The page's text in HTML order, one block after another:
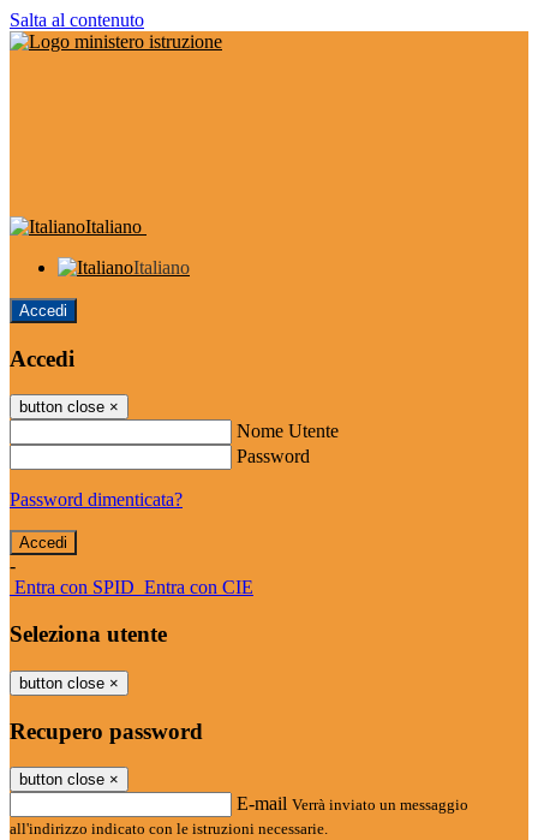
Salta al contenuto
Italiano
Italiano
Accedi
Accedi
button close ×
Nome Utente
Password
Password dimenticata?
-
Entra con SPID Entra con CIE
Seleziona utente
button close ×
Recupero password
button close ×
E-mail Verrà inviato un messaggio
all'indirizzo indicato con le istruzioni necessarie.